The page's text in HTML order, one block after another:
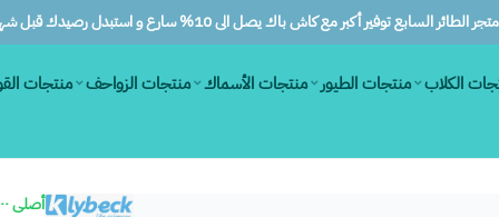
الطائر السابع توفير أكبر مع كاش باك يصل الى 10% سارع و استبدل رصيدك قبل شهرين
الكلاب منتجات الطيور منتجات الأسماك منتجات الزواحف منتجات
أصلى ١٠٠٪